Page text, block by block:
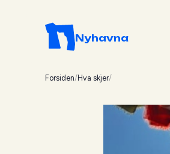
Nyhavna
Forsiden/Hva skjer/